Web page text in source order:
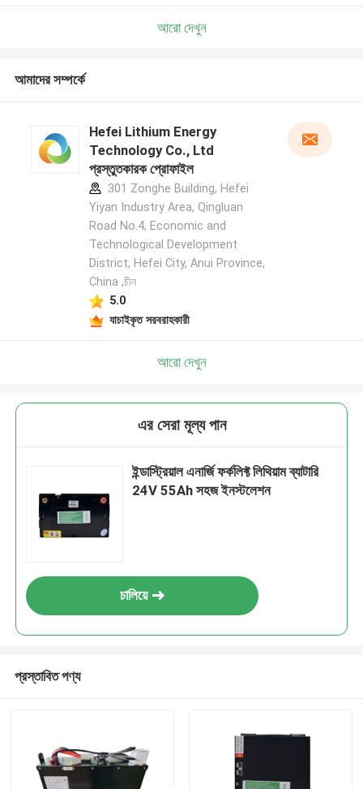
আরো দেখুন
আমাদের সম্পর্কে
Hefei Lithium Energy
Technology Co., Ltd
প্রস্তুতকারক প্রোফাইল
301 Zonghe Building, Hefei
Yiyan Industry Area, Qingluan
Road No.4, Economic and
Technological Development
District, Hefei City, Anui Province,
China ,চীন
5.0
যাচাইকৃত সরবরাহকারী
আরো দেখুন
এর সেরা মূল্য পান
ইন্ডাস্ট্রিয়াল এনার্জি ফর্কলিফ্ট লিথিয়াম ব্যাটারি
24V 55Ah সহজ ইনস্টলেশন
চালিয়ে
প্রস্তাবিত পণ্য